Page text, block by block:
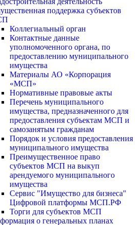
поддержка субъектов
Коллегиальный орган
Контактные данные
уполномоченного органа, по
предоставлению муниципального
имущества
Материалы АО «Корпорация
«МСП»
Нормативные правовые акты
Перечень муниципального
имущества, предназначенного для
предоставления субъектам МСП и
самозанятым гражданам
Порядок и условия предоставления
муниципального имущества
Преимущественное право
субъектов МСП на выкуп
арендуемого муниципального
имущества
Сервис "Имущество для бизнеса"
Цифровой платформы МСП.РФ
Торги для субъектов МСП
о генеральных планах